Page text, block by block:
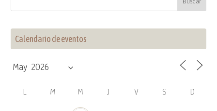
Calendario de eventos
L M M J V S D